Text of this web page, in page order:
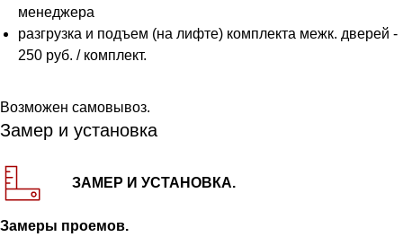
менеджера
разгрузка и подъем (на лифте) комплекта межк. дверей -
250 руб. / комплект.
Возможен самовывоз.
Замер и установка
ЗАМЕР И УСТАНОВКА.
Замеры проемов.